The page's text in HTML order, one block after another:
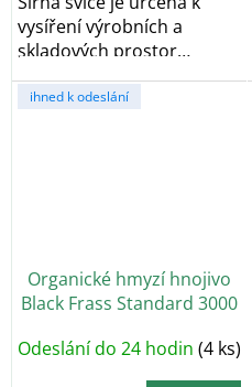
vysíření výrobních a
skladových prostor
potravin včetně...
ihned k odeslání
Organické hmyzí hnojivo
Black Frass Standard 3000
Odeslání do 24 hodin (4 ks)